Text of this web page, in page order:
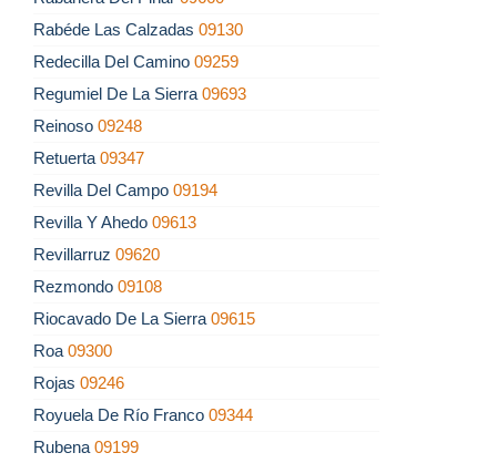
Rabéde Las Calzadas 09130
Redecilla Del Camino 09259
Regumiel De La Sierra 09693
Reinoso 09248
Retuerta 09347
Revilla Del Campo 09194
Revilla Y Ahedo 09613
Revillarruz 09620
Rezmondo 09108
Riocavado De La Sierra 09615
Roa 09300
Rojas 09246
Royuela De Río Franco 09344
Rubena 09199